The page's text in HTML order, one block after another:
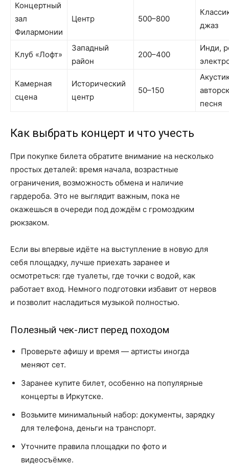
Концертный
зал
Филармонии
Центр 500–800
джаз
Клуб «Лофт»
Западный
район
200–400
Инди,
Камерная
сцена
Исторический
центр
50–150
песня
Как выбрать концерт и что учесть
При покупке билета обратите внимание на несколько
простых деталей: время начала, возрастные
ограничения, возможность обмена и наличие
гардероба. Это не выглядит важным, пока не
окажешься в очереди под дождём с громоздким
рюкзаком.
Если вы впервые идёте на выступление в новую для
себя площадку, лучше приехать заранее и
осмотреться: где туалеты, где точки с водой, как
работает вход. Немного подготовки избавит от нервов
и позволит насладиться музыкой полностью.
Полезный чек-лист перед походом
Проверьте афишу и время — артисты иногда
меняют сет.
Заранее купите билет, особенно на популярные
концерты в Иркутске.
Возьмите минимальный набор: документы, зарядку
для телефона, деньги на транспорт.
Уточните правила площадки по фото и
видеосъёмке.